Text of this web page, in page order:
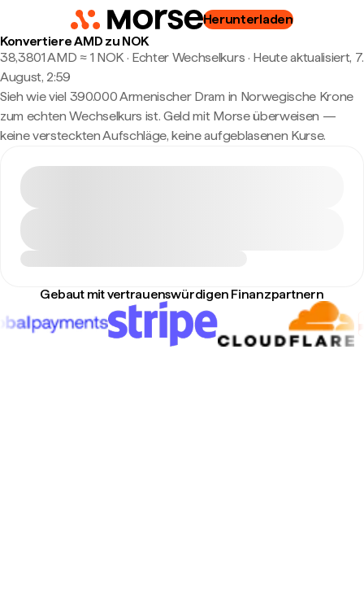
Herunterladen
Konvertiere AMD zu NOK
38,3801 AMD ≈ 1 NOK · Echter Wechselkurs · Heute aktualisiert, 7.
August, 2:59
Sieh wie viel 390.000 Armenischer Dram in Norwegische Krone
zum echten Wechselkurs ist. Geld mit Morse überweisen —
keine versteckten Aufschläge, keine aufgeblasenen Kurse.
Gebaut mit vertrauenswürdigen Finanzpartnern